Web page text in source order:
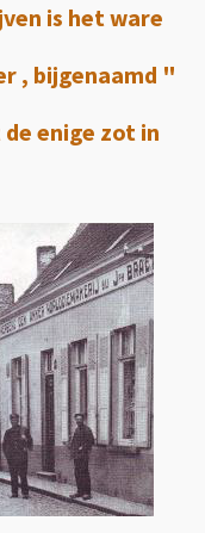
is het ware
, bijgenaamd "
enige zot in